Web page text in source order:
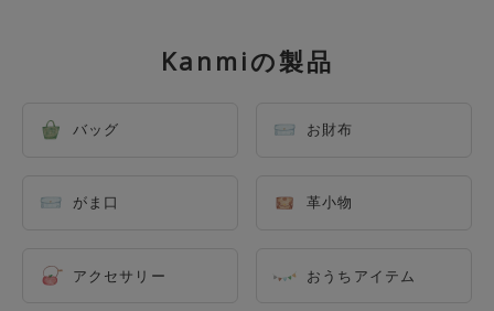
Kanmiの製品
バッグ お財布
がま口 革小物
アクセサリー おうちアイテム